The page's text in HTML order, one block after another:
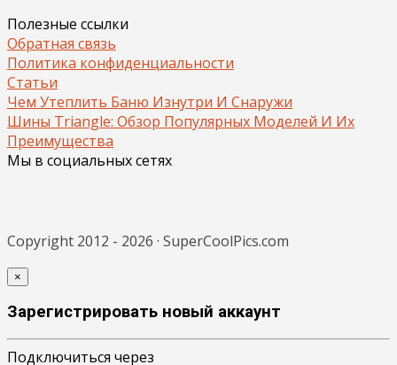
Полезные ссылки
Обратная связь
Политика конфиденциальности
Статьи
Чем Утеплить Баню Изнутри И Снаружи
Шины Triangle: Обзор Популярных Моделей И Их
Преимущества
Мы в социальных сетях
Copyright 2012 - 2026 · SuperCoolPics.com
×
Зарегистрировать новый аккаунт
Подключиться через